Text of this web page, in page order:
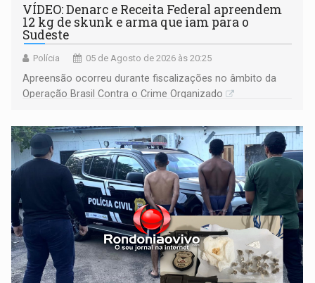
VÍDEO: Denarc e Receita Federal apreendem
12 kg de skunk e arma que iam para o
Sudeste
Polícia 05 de Agosto de 2026 às 20:25
Apreensão ocorreu durante fiscalizações no âmbito da
Operação Brasil Contra o Crime Organizado